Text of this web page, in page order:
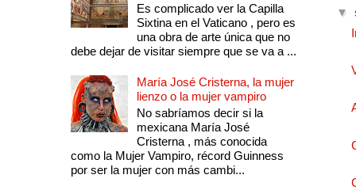
Es complicado ver la Capilla
Sixtina en el Vaticano , pero es
una obra de arte única que no
debe dejar de visitar siempre que se va a ...
María José Cristerna, la mujer
lienzo o la mujer vampiro
No sabríamos decir si la
mexicana María José
Cristerna , más conocida
como la Mujer Vampiro, récord Guinness
por ser la mujer con más cambi...
▼